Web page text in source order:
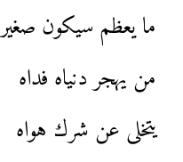
ما يعظم سيكون صغير
من يهجر دنياه فداه
يتخلى عن شرك هواه